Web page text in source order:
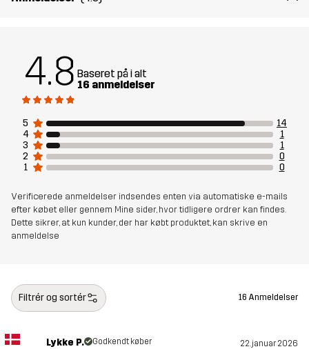
4.8 Baseret på i alt
16 anmeldelser
5
14
4
1
3
1
2
0
1
0
Verificerede anmeldelser indsendes enten via automatiske e-mails
efter købet eller gennem Mine sider, hvor tidligere ordrer kan findes.
Dette sikrer, at kun kunder, der har købt produktet, kan skrive en
anmeldelse
Filtrér og sortér 16 Anmeldelser
Lykke P. Godkendt køber 22. januar 2026